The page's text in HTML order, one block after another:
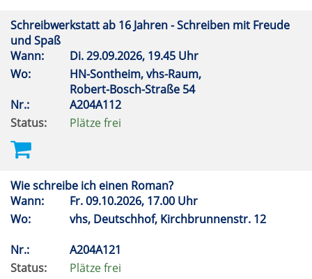
Schreibwerkstatt ab 16 Jahren - Schreiben mit Freude
und Spaß
Wann:
Di.29.09.2026, 19.45 Uhr
Wo:
HN-Sontheim, vhs-Raum,
Robert-Bosch-Straße 54
Nr.:
A204A112
Status:
Plätze frei
Wie schreibe ich einen Roman?
Wann:
Fr.09.10.2026, 17.00 Uhr
Wo:
vhs, Deutschhof, Kirchbrunnenstr. 12
Nr.:
A204A121
Status:
Plätze frei